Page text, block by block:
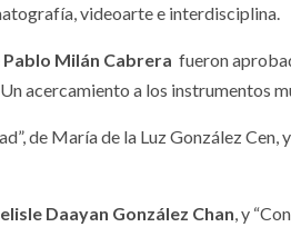
videoarte e interdisciplina.
Pablo Milán Cabrera fueron
acercamiento a los instrumentos
de María de la Luz González
Daayan González Chan, y